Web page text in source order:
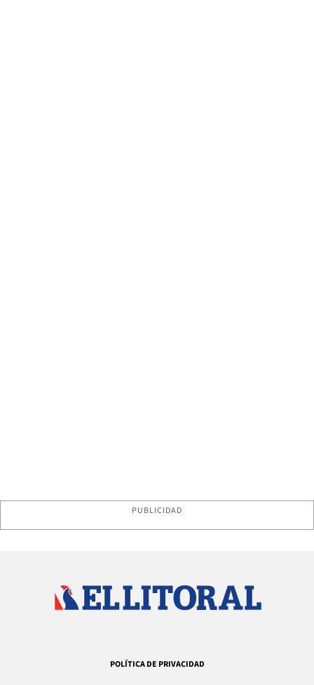
PUBLICIDAD
POLÍTICA DE PRIVACIDAD